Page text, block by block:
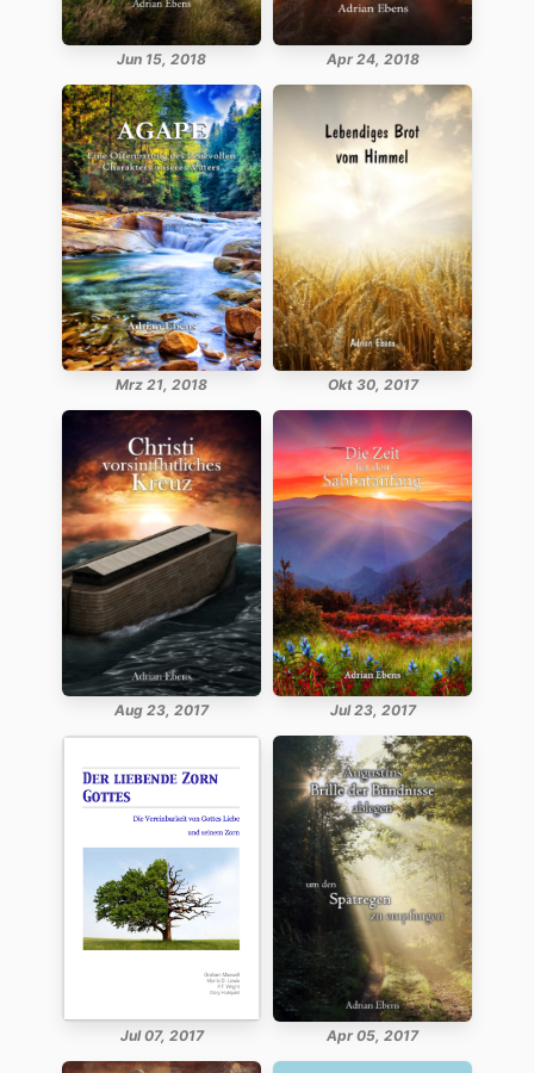
Jun 15, 2018 Apr 24, 2018
Mrz 21, 2018 Okt 30, 2017
Aug 23, 2017 Jul 23, 2017
Jul 07, 2017 Apr 05, 2017